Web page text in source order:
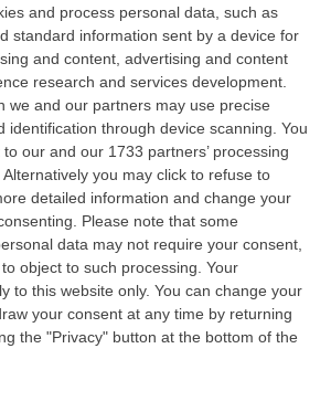
and process personal data, such as
standard information sent by a device for
and content, advertising and content
research and services development.
we and our partners may use precise
identification through device scanning. You
our and our 1733 partners’ processing
you may click to refuse to
detailed information and change your
Please note that some
data may not require your consent,
object to such processing. Your
to this website only. You can change your
your consent at any time by returning
the "Privacy" button at the bottom of the
della Calabria” su Google News
di presidenza del Csm – a
ha dato il via libera
pratica in Prima
consigliere della Corte di
Emilio Sirianni che